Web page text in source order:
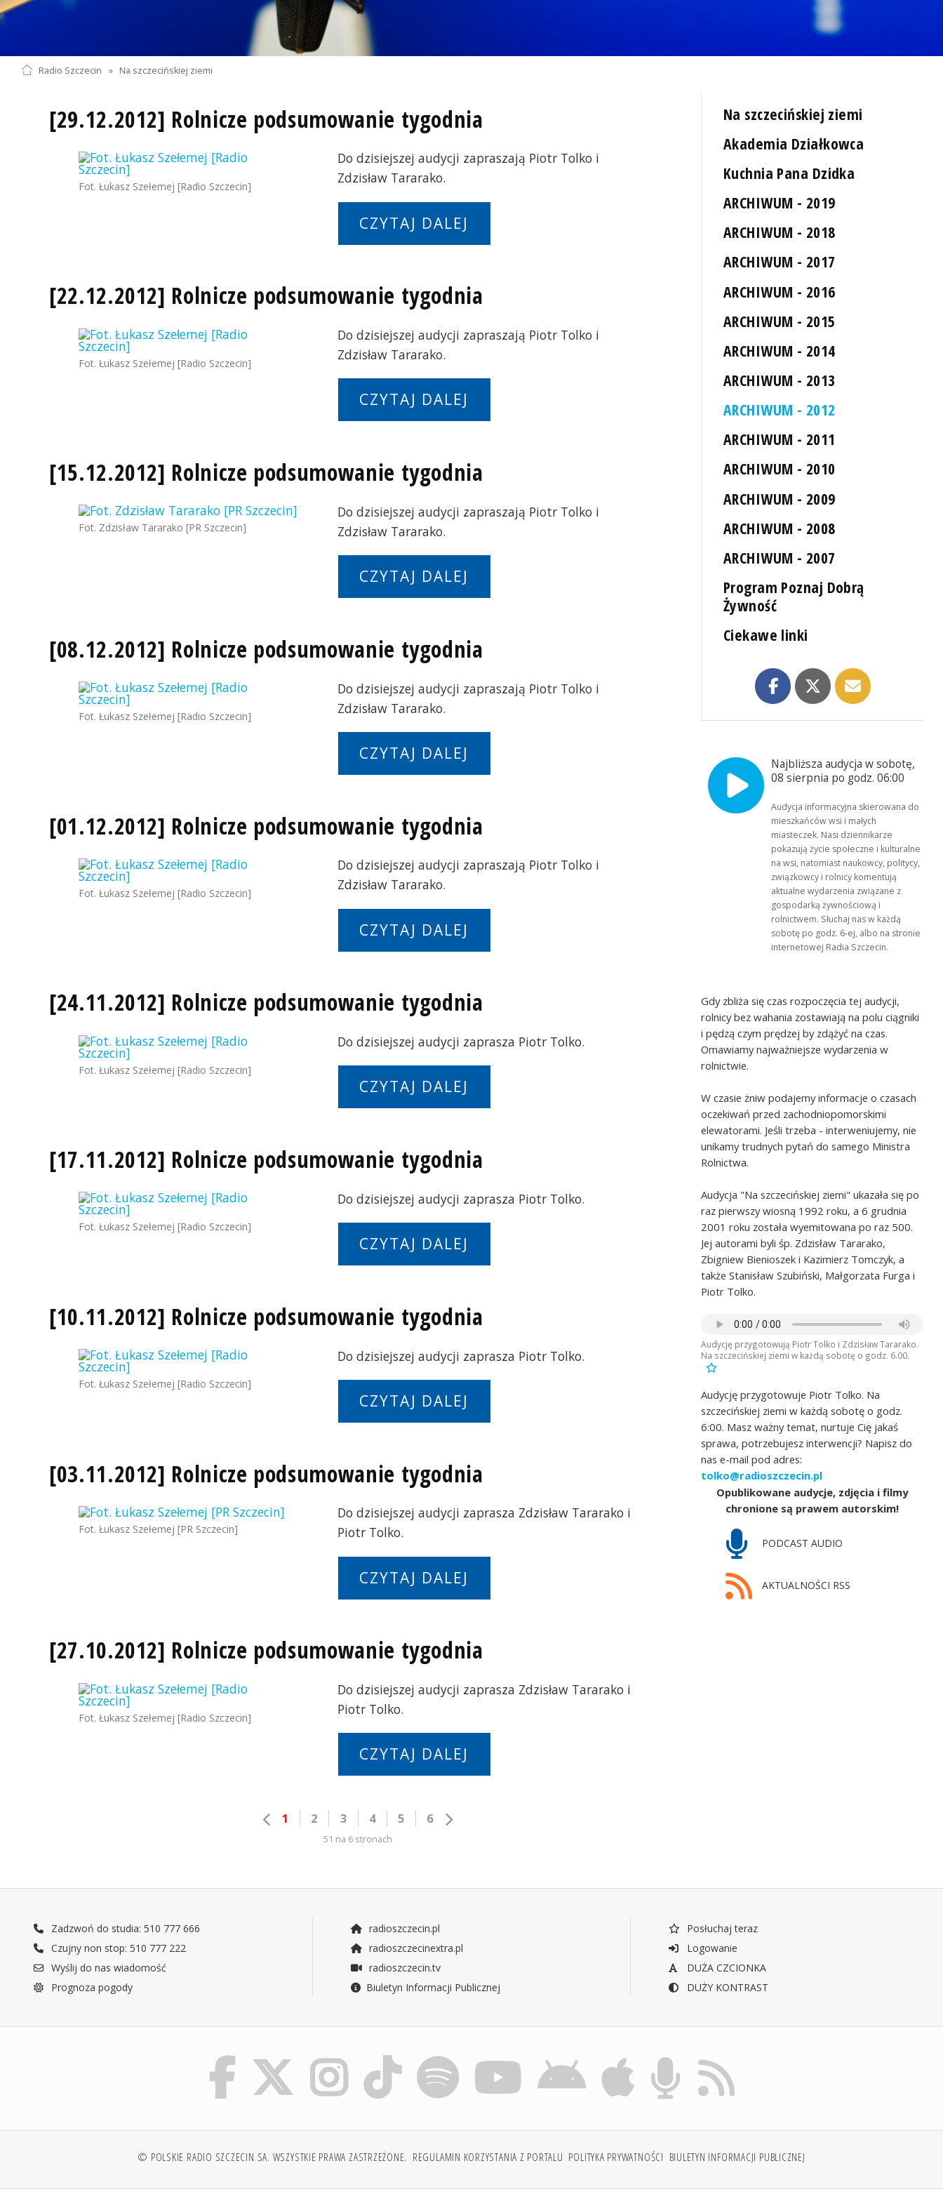
Radio Szczecin » Na szczecińskiej ziemi
[29.12.2012] Rolnicze podsumowanie tygodnia
Fot. Łukasz Szełemej [Radio Szczecin]
Do dzisiejszej audycji zapraszają Piotr Tolko i
Zdzisław Tararako.
CZYTAJ DALEJ
[22.12.2012] Rolnicze podsumowanie tygodnia
Fot. Łukasz Szełemej [Radio Szczecin]
Do dzisiejszej audycji zapraszają Piotr Tolko i
Zdzisław Tararako.
CZYTAJ DALEJ
[15.12.2012] Rolnicze podsumowanie tygodnia
Fot. Zdzisław Tararako [PR Szczecin]
Do dzisiejszej audycji zapraszają Piotr Tolko i
Zdzisław Tararako.
CZYTAJ DALEJ
[08.12.2012] Rolnicze podsumowanie tygodnia
Fot. Łukasz Szełemej [Radio Szczecin]
Do dzisiejszej audycji zapraszają Piotr Tolko i
Zdzisław Tararako.
CZYTAJ DALEJ
[01.12.2012] Rolnicze podsumowanie tygodnia
Fot. Łukasz Szełemej [Radio Szczecin]
Do dzisiejszej audycji zapraszają Piotr Tolko i
Zdzisław Tararako.
CZYTAJ DALEJ
[24.11.2012] Rolnicze podsumowanie tygodnia
Fot. Łukasz Szełemej [Radio Szczecin]
Do dzisiejszej audycji zaprasza Piotr Tolko.
CZYTAJ DALEJ
[17.11.2012] Rolnicze podsumowanie tygodnia
Fot. Łukasz Szełemej [Radio Szczecin]
Do dzisiejszej audycji zaprasza Piotr Tolko.
CZYTAJ DALEJ
[10.11.2012] Rolnicze podsumowanie tygodnia
Fot. Łukasz Szełemej [Radio Szczecin]
Do dzisiejszej audycji zaprasza Piotr Tolko.
CZYTAJ DALEJ
[03.11.2012] Rolnicze podsumowanie tygodnia
Fot. Łukasz Szełemej [PR Szczecin]
Do dzisiejszej audycji zaprasza Zdzisław Tararako i
Piotr Tolko.
CZYTAJ DALEJ
[27.10.2012] Rolnicze podsumowanie tygodnia
Fot. Łukasz Szełemej [Radio Szczecin]
Do dzisiejszej audycji zaprasza Zdzisław Tararako i
Piotr Tolko.
CZYTAJ DALEJ
1 2 3 4 5 6
51 na 6 stronach
Na szczecińskiej ziemi
Akademia Działkowca
Kuchnia Pana Dzidka
ARCHIWUM - 2019
ARCHIWUM - 2018
ARCHIWUM - 2017
ARCHIWUM - 2016
ARCHIWUM - 2015
ARCHIWUM - 2014
ARCHIWUM - 2013
ARCHIWUM - 2012
ARCHIWUM - 2011
ARCHIWUM - 2010
ARCHIWUM - 2009
ARCHIWUM - 2008
ARCHIWUM - 2007
Program Poznaj Dobrą
Żywność
Ciekawe linki
Najbliższa audycja w sobotę,
08 sierpnia po godz. 06:00
Audycja informacyjna skierowana do
mieszkańców wsi i małych
miasteczek. Nasi dziennikarze
pokazują życie społeczne i kulturalne
na wsi, natomiast naukowcy, politycy,
związkowcy i rolnicy komentują
aktualne wydarzenia związane z
gospodarką żywnościową i
rolnictwem. Słuchaj nas w każdą
sobotę po godz. 6-ej, albo na stronie
internetowej Radia Szczecin.
Gdy zbliża się czas rozpoczęcia tej audycji,
rolnicy bez wahania zostawiają na polu ciągniki
i pędzą czym prędzej by zdążyć na czas.
Omawiamy najważniejsze wydarzenia w
rolnictwie.
W czasie żniw podajemy informacje o czasach
oczekiwań przed zachodniopomorskimi
elewatorami. Jeśli trzeba - interweniujemy, nie
unikamy trudnych pytań do samego Ministra
Rolnictwa.
Audycja "Na szczecińskiej ziemi" ukazała się po
raz pierwszy wiosną 1992 roku, a 6 grudnia
2001 roku została wyemitowana po raz 500.
Jej autorami byli śp. Zdzisław Tararako,
Zbigniew Bienioszek i Kazimierz Tomczyk, a
także Stanisław Szubiński, Małgorzata Furga i
Piotr Tolko.
Audycję przygotowują Piotr Tolko i Zdzisław Tararako.
Na szczecińskiej ziemi w każdą sobotę o godz. 6.00.
Audycję przygotowuje Piotr Tolko. Na
szczecińskiej ziemi w każdą sobotę o godz.
6:00. Masz ważny temat, nurtuje Cię jakaś
sprawa, potrzebujesz interwencji? Napisz do
nas e-mail pod adres:
tolko@radioszczecin.pl
Opublikowane audycje, zdjęcia i filmy
chronione są prawem autorskim!
PODCAST AUDIO
AKTUALNOŚCI RSS
Zadzwoń do studia: 510 777 666
Czujny non stop: 510 777 222
Wyślij do nas wiadomość
Prognoza pogody
radioszczecin.pl
radioszczecinextra.pl
radioszczecin.tv
Biuletyn Informacji Publicznej
Posłuchaj teraz
Logowanie
DUŻA CZCIONKA
DUŻY KONTRAST
© POLSKIE RADIO SZCZECIN SA. WSZYSTKIE PRAWA ZASTRZEŻONE. REGULAMIN KORZYSTANIA Z PORTALU POLITYKA PRYWATNOŚCI BIULETYN INFORMACJI PUBLICZNEJ